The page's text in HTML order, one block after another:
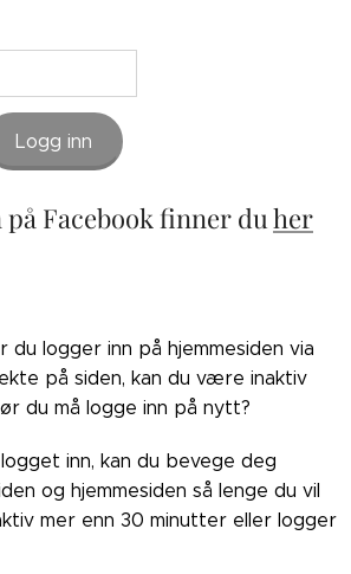
Logg inn
Facebook finner duher
du logger inn på hjemmesiden via
på siden, kan du være inaktiv
du må logge inn på nytt?
logget inn, kan du bevege deg
og hjemmesiden så lenge du vil
mer enn 30 minutter eller logger